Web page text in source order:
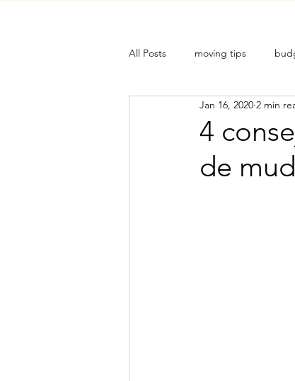
All Posts moving tips
Español
4
de
Jan 16, 2020 2 min